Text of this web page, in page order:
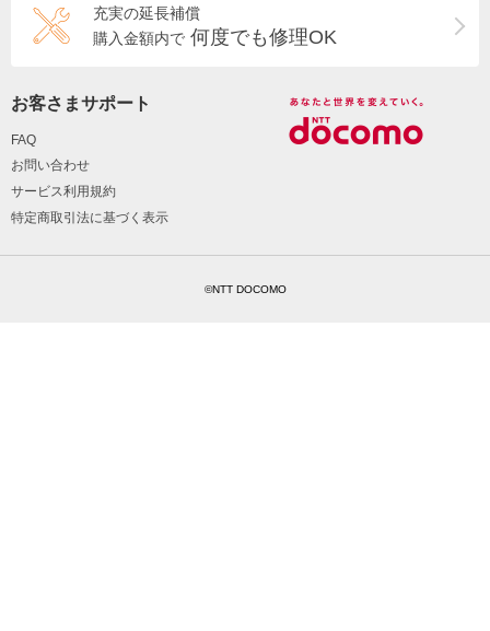
充実の延長補償
購入金額内で 何度でも修理OK
お客さまサポート
FAQ
お問い合わせ
サービス利用規約
特定商取引法に基づく表示
©NTT DOCOMO